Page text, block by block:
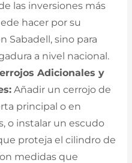
las inversiones más
hacer por su
Sabadell, sino para
a nivel nacional.
Adicionales y
Añadir un cerrojo de
principal o en
o instalar un escudo
proteja el cilindro de
medidas que